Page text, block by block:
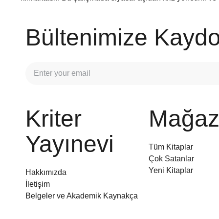
Bültenimize
Kriter
Yayınevi
Hakkımızda
İletişim
Belgeler ve Akademik Kaynakça
Tüm Kitaplar
Çok Satanlar
Yeni Kitaplar